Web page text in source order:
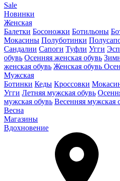
Sale
Новинки
Женская
Балетки Босоножки Ботильоны
Мокасины Полуботинки
Сандалии Сапоги Туфли Угги
обувь Осенняя женская обувь
женская обувь Женская обувь
Мужская
Ботинки Кеды Кроссовки
Угги Летняя мужская обувь
мужская обувь Весенняя мужская
Весна
Магазины
Вдохновение